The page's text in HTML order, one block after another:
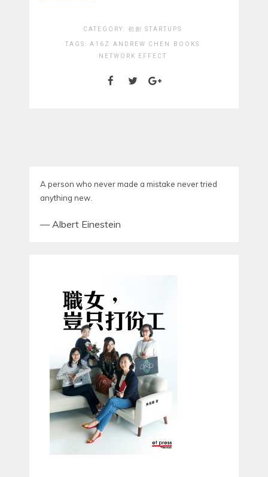
CATEGORY: 初創 STARTUPS
TAGS: A16Z ANDREW CHEN
BOOKS
NETWORK EFFECT
A person who never made a mistake never tried
anything new.
— Albert Einestein